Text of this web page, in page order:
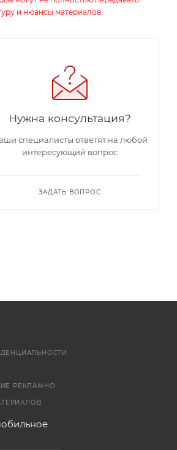
и нюансы материалов.
Нужна консультация?
специалисты ответят на любой
интересующий вопрос
ЗАДАТЬ ВОПРОС
РЕКЛАМНО-